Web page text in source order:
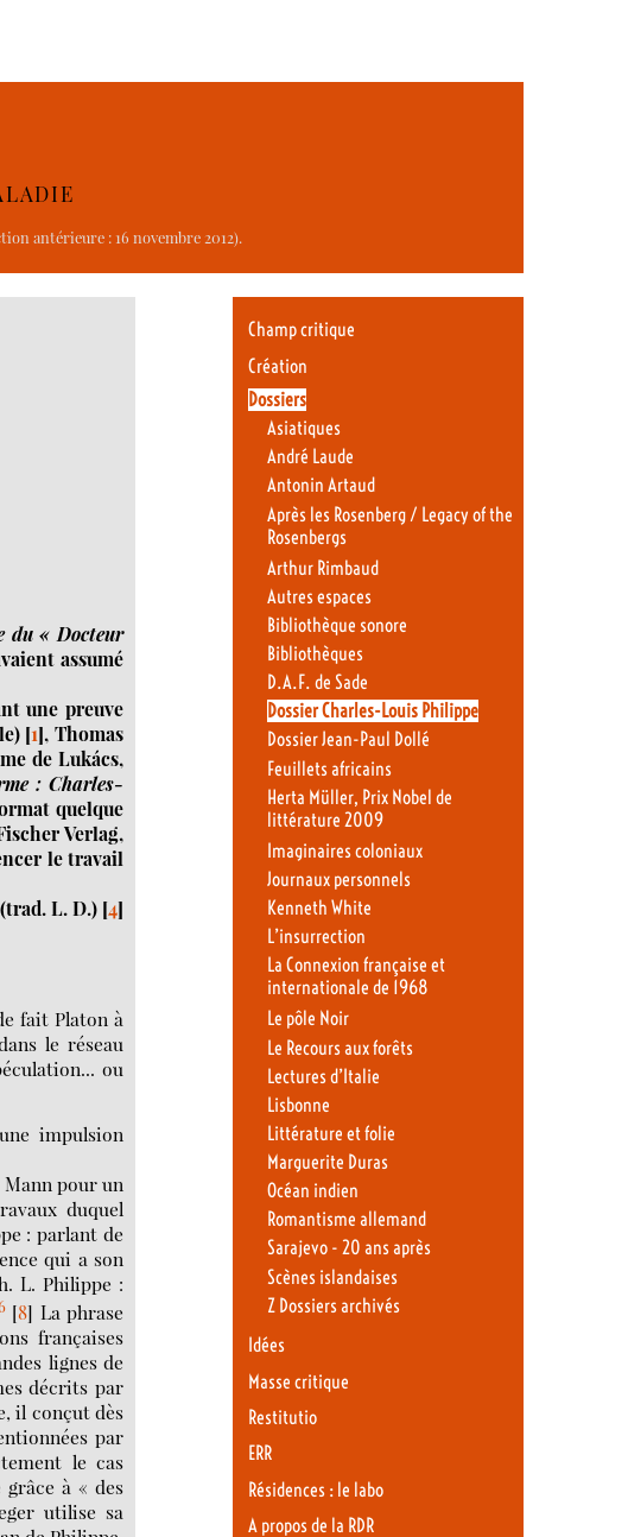
antérieure : 16 novembre 2012).
du « Docteur
assumé
une preuve
[1], Thomas
de Lukács,
: Charles-
quelque
Verlag,
le travail
L. D.)[4]
fait Platon à
le réseau
ou
impulsion
Mann pour un
duquel
: parlant de
qui a son
L. Philippe :
[8] La phrase
françaises
lignes de
décrits par
il conçut dès
par
le cas
grâce à « des
utilise sa
Champ critique
Création
Dossiers
Asiatiques
André Laude
Antonin Artaud
Après les Rosenberg / Legacy of the
Rosenbergs
Arthur Rimbaud
Autres espaces
Bibliothèque sonore
Bibliothèques
D.A.F. de Sade
Dossier Charles-Louis Philippe
Dossier Jean-Paul Dollé
Feuillets africains
Herta Müller, Prix Nobel de
littérature 2009
Imaginaires coloniaux
Journaux personnels
Kenneth White
L’insurrection
La Connexion française et
internationale de 1968
Le pôle Noir
Le Recours aux forêts
Lectures d’Italie
Lisbonne
Littérature et folie
Marguerite Duras
Océan indien
Romantisme allemand
Sarajevo - 20 ans après
Scènes islandaises
Z Dossiers archivés
Idées
Masse critique
Restitutio
ERR
Résidences : le labo
A propos de la RDR